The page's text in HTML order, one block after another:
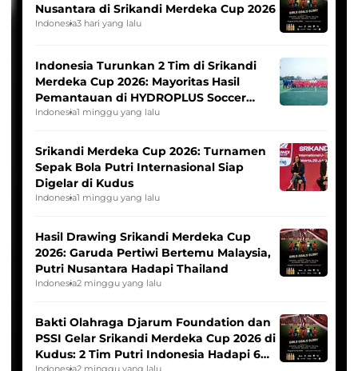
Nusantara di Srikandi Merdeka Cup 2026
Indonesia3 hari yang lalu
Indonesia Turunkan 2 Tim di Srikandi
Merdeka Cup 2026: Mayoritas Hasil
Pemantauan di HYDROPLUS Soccer
League
Indonesia1 minggu yang lalu
Srikandi Merdeka Cup 2026: Turnamen
Sepak Bola Putri Internasional Siap
Digelar di Kudus
Indonesia1 minggu yang lalu
Hasil Drawing Srikandi Merdeka Cup
2026: Garuda Pertiwi Bertemu Malaysia,
Putri Nusantara Hadapi Thailand
Indonesia2 minggu yang lalu
Bakti Olahraga Djarum Foundation dan
PSSI Gelar Srikandi Merdeka Cup 2026 di
Kudus: 2 Tim Putri Indonesia Hadapi 6